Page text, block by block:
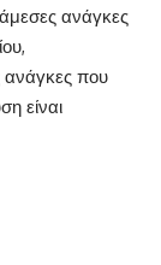
ανάγκες
ανάγκες που
είναι